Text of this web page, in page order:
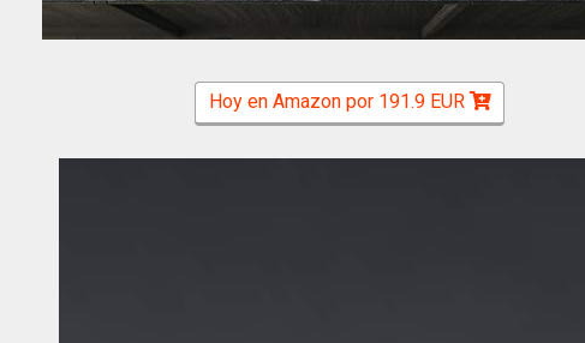
Hoy en Amazon por 191.9 EUR